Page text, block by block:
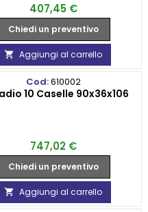
Prezzo
407,45 €
Chiedi un preventivo
 Aggiungi al carrello
Cod:610002
10 Caselle 90x36x106
Prezzo
747,02 €
Chiedi un preventivo
 Aggiungi al carrello